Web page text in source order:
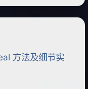
方法及细节实